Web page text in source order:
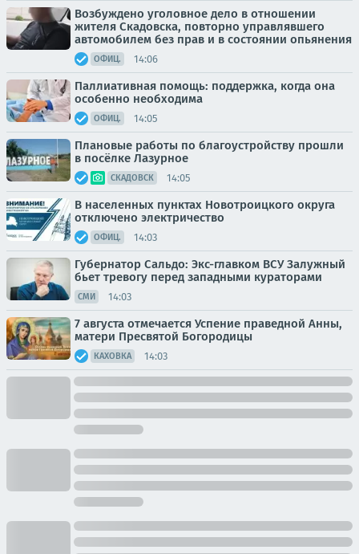
Возбуждено уголовное дело в отношении
жителя Скадовска, повторно управлявшего
автомобилем без прав и в состоянии опьянения
ОФИЦ. 14:06
Паллиативная помощь: поддержка, когда она
особенно необходима
ОФИЦ. 14:05
Плановые работы по благоустройству прошли
в посёлке Лазурное
СКАДОВСК 14:05
В населенных пунктах Новотроицкого округа
отключено электричество
ОФИЦ. 14:03
Губернатор Сальдо: Экс-главком ВСУ Залужный
бьет тревогу перед западными кураторами
СМИ 14:03
7 августа отмечается Успение праведной Анны,
матери Пресвятой Богородицы
КАХОВКА 14:03